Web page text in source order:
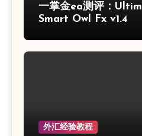
一掌金ea测评：
Smart Owl Fx v1.4
外汇经验教程